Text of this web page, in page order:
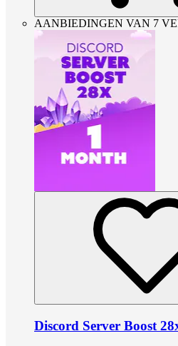
AANBIEDINGEN VAN 7
Discord Server Boost